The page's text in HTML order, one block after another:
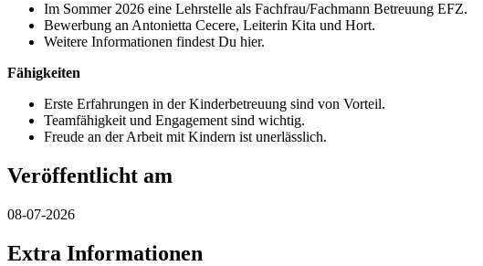
Im Sommer 2026 eine Lehrstelle als Fachfrau/Fachmann Betreuung EFZ.
Bewerbung an Antonietta Cecere, Leiterin Kita und Hort.
Weitere Informationen findest Du hier.
Fähigkeiten
Erste Erfahrungen in der Kinderbetreuung sind von Vorteil.
Teamfähigkeit und Engagement sind wichtig.
Freude an der Arbeit mit Kindern ist unerlässlich.
Veröffentlicht am
08-07-2026
Extra Informationen